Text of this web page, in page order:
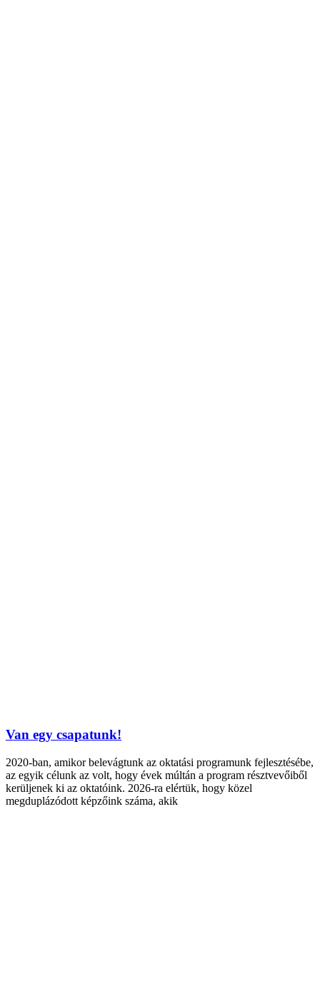
Van egy csapatunk!
2020-ban, amikor belevágtunk az oktatási programunk fejlesztésébe,
az egyik célunk az volt, hogy évek múltán a program résztvevőiből
kerüljenek ki az oktatóink. 2026-ra elértük, hogy közel
megduplázódott képzőink száma, akik